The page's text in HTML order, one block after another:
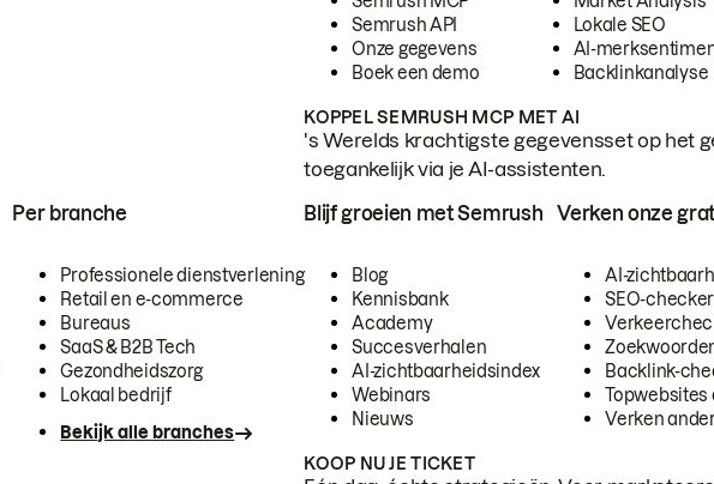
Semrush API
Onze gegevens
Boek een demo
Lokale SEO
AI-
Backlinkanalyse
KOPPEL SEMRUSH MCP MET AI
's Werelds krachtigste gegevensset op het
toegankelijk via je AI-assistenten.
Per branche
Professionele dienstverlening
Retail en e-commerce
Bureaus
SaaS & B2B Tech
Gezondheidszorg
Lokaal bedrijf
Bekijk alle branches
Blijf groeien met Semrush
Blog
Kennisbank
Academy
Succesverhalen
AI-zichtbaarheidsindex
Webinars
Nieuws
Verken onze
AI-
SEO-checker
Backlink-
Topwebsites
Verken
KOOP NU JE TICKET